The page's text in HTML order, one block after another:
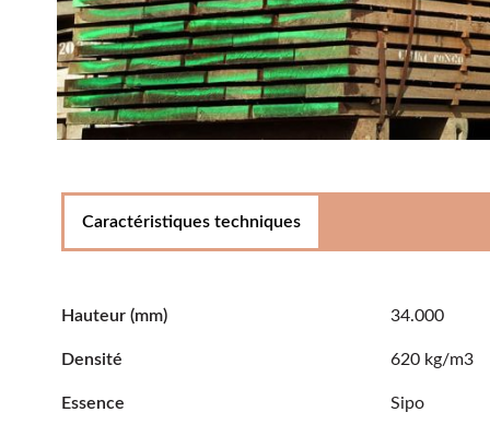
Caractéristiques techniques
Hauteur (mm) 34.000
Densité 620 kg/m3
Essence Sipo